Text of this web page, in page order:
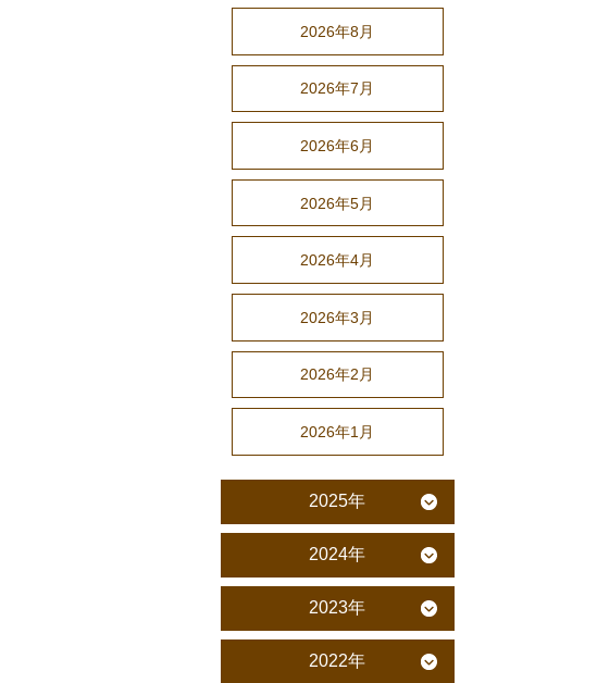
2026年8月
2026年7月
2026年6月
2026年5月
2026年4月
2026年3月
2026年2月
2026年1月
2025年
2024年
2023年
2022年